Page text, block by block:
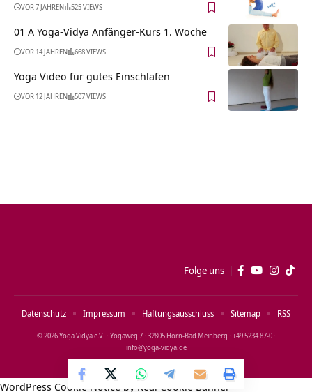
VOR 7 JAHREN 525 VIEWS
01 A Yoga-Vidya Anfänger-Kurs 1. Woche
VOR 14 JAHREN 668 VIEWS
Yoga Video für gutes Einschlafen
VOR 12 JAHREN 507 VIEWS
Folge uns
© 2026 Yoga Vidya e.V. · Yogaweg 7 · 32805 Horn‑Bad Meinberg · +49 5234 87‑0 ·
info@yoga‑vidya.de
Datenschutz Impressum Haftungsausschluss Sitemap RSS
WordPress Cookie Notice by Real Cookie Banner